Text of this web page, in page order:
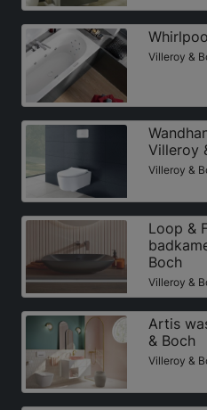
Villeroy &
Villeroy
Villeroy &
Loop &
Boch
Villeroy &
Artis
& Boch
Villeroy &